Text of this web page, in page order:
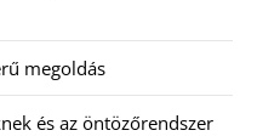
megoldás
és az öntözőrendszer